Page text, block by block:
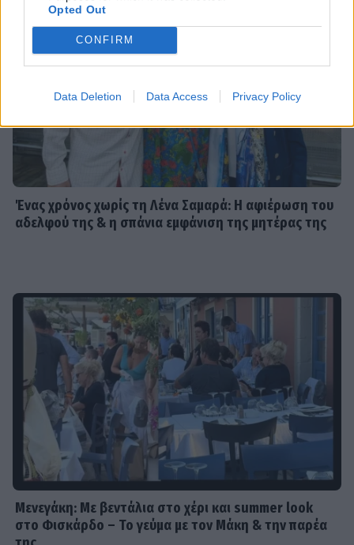
Opted Out
CONFIRM
Data Deletion Data Access Privacy Policy
προσωπική του ζωή
SHOWBIZ
υγεία του Γιώργου Ματαράγκα και ο
γάμος με τον αδερφό του, Γιάννη
κούραση του χειμώνα» - Το
πρόβλημα στις διακοπές στο νησί
MEDIA
Μπαμπά, σ’ αγαπώ spoiler: Η Βιργινία
χάνει το νηπιαγωγείο
SHOWBIZ
Γιώργος Λιάγκας - «Ο Τζορτζ Κλούνεϊ
της Ελλάδας…»: Χαμός στα σχόλια με
την ΑΙ φωτό που πόσταρε
MEDIA
Ένας χρόνος χωρίς τη Λένα Σαμαρά: Η αφιέρωση του
αδελφού της & η σπάνια εμφάνιση της μητέρας της
Μενεγάκη: Με βεντάλια στο χέρι και summer look
στο Φισκάρδο – Το γεύμα με τον Μάκη & την παρέα